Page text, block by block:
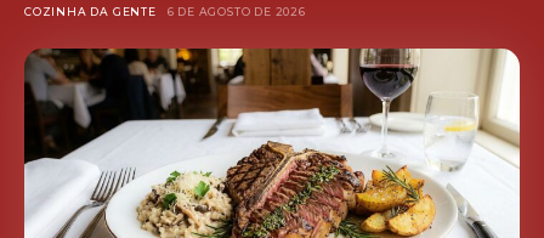
COZINHA DA GENTE 6 DE AGOSTO DE 2026